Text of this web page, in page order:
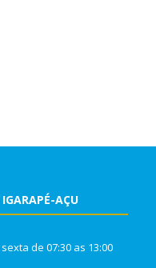
AÇU
de 07:30 as 13:00